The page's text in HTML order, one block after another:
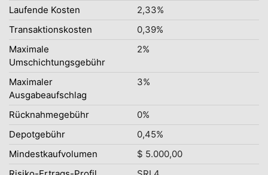
Laufende Kosten
2,33%
Transaktionskosten
0,39%
Maximale
Umschichtungsgebühr
2%
Maximaler
Ausgabeaufschlag
3%
Rücknahmegebühr
0%
Depotgebühr
0,45%
Mindestkaufvolumen
$ 5.000,00